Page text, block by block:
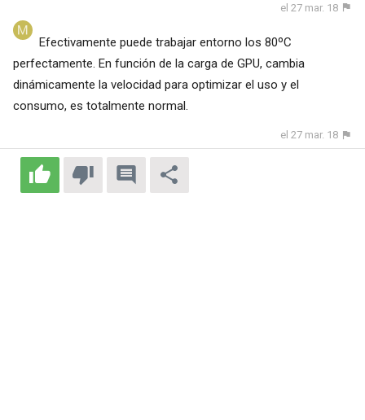
el 27 mar. 18
Efectivamente puede trabajar entorno los 80ºC
perfectamente. En función de la carga de GPU, cambia
dinámicamente la velocidad para optimizar el uso y el
consumo, es totalmente normal.
el 27 mar. 18